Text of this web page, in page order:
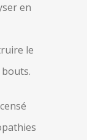
en
le